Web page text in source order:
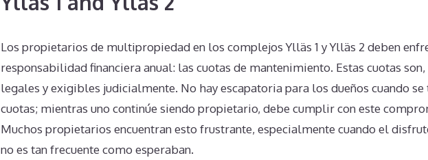
Los propietarios de multipropiedad en los complejos Ylläs 1 y Ylläs 2 deben
responsabilidad financiera anual: las cuotas de mantenimiento. Estas cuotas
legales y exigibles judicialmente. No hay escapatoria para los dueños cuando se
cuotas; mientras uno continúe siendo propietario, debe cumplir con este
Muchos propietarios encuentran esto frustrante, especialmente cuando el
no es tan frecuente como esperaban.